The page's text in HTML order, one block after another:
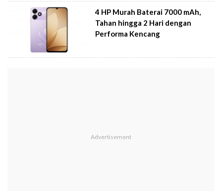
4 HP Murah Baterai 7000 mAh,
Tahan hingga 2 Hari dengan
Performa Kencang